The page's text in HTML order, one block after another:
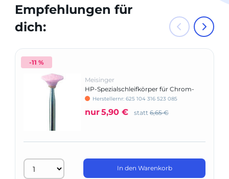
Empfehlungen für
dich:
-11 %
Meisinger
HP-Spezialschleifkörper für Chrom-
Kobaltlegierungen, rosa, Form 734
Herstellernr: 625 104 316 523 085
nur5,90 € statt 6,65 €
In den Warenkorb